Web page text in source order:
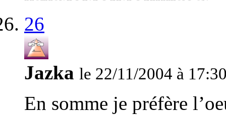
26
Jazka le 22/11/2004 à
En somme je préfère